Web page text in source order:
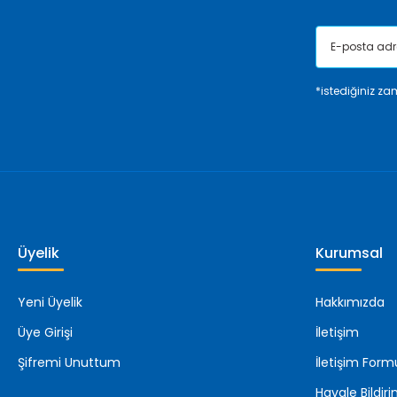
*istediğiniz
Üyelik
Yeni Üyelik
Üye Girişi
Şifremi Unuttum
Kurumsal
Hakkımızda
İletişim
İletişim
Havale